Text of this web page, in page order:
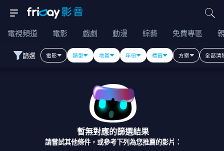
電視頻道 電影 戲劇 動漫 綜藝 免費專區
篩選 電影 類型 地區 年份 標籤 方案 全部清
暫無對應的篩選結果
請嘗試其他條件，或參考下列為您推薦的影片：